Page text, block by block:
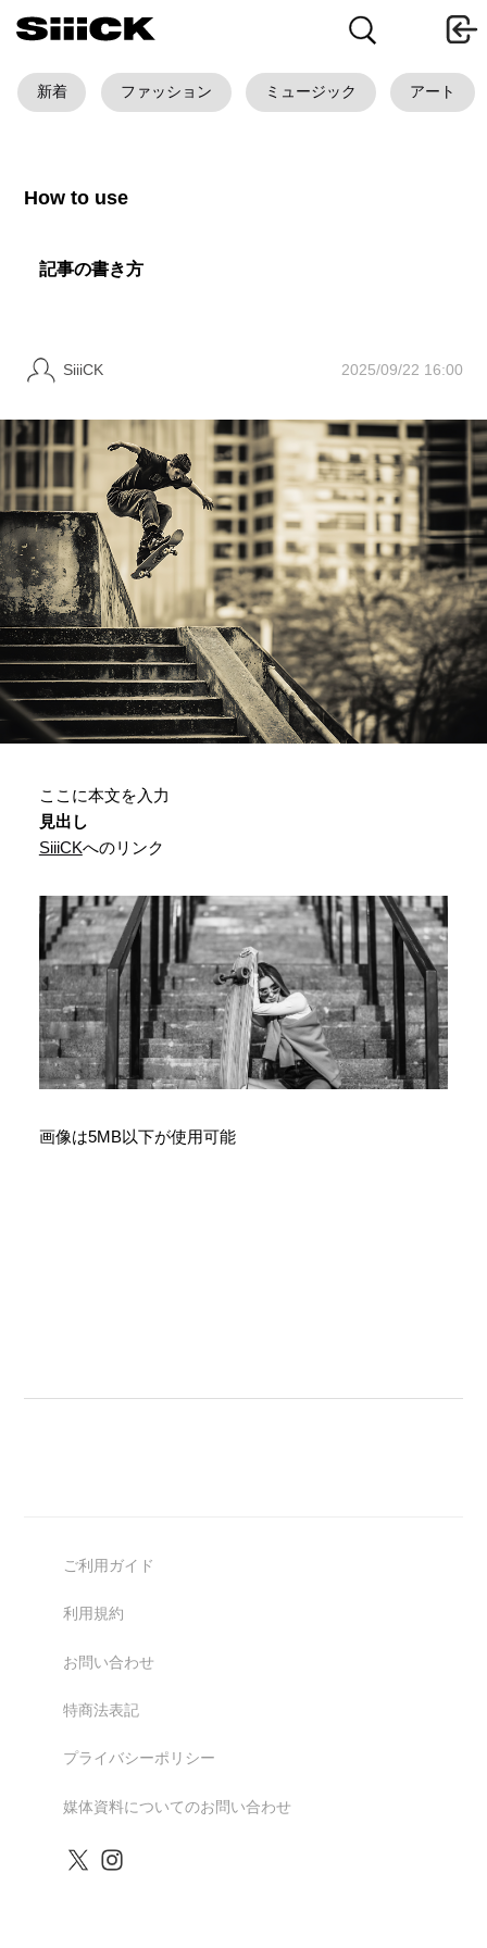
新着 ファッション ミュージック アート
How to use
記事の書き方
SiiiCK 2025/09/22 16:00
ここに本文を入力
見出し
SiiiCKへのリンク
画像は5MB以下が使用可能
ご利用ガイド
利用規約
お問い合わせ
特商法表記
プライバシーポリシー
媒体資料についてのお問い合わせ